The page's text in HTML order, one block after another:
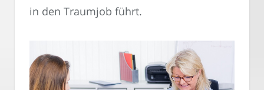
in den Traumjob führt.